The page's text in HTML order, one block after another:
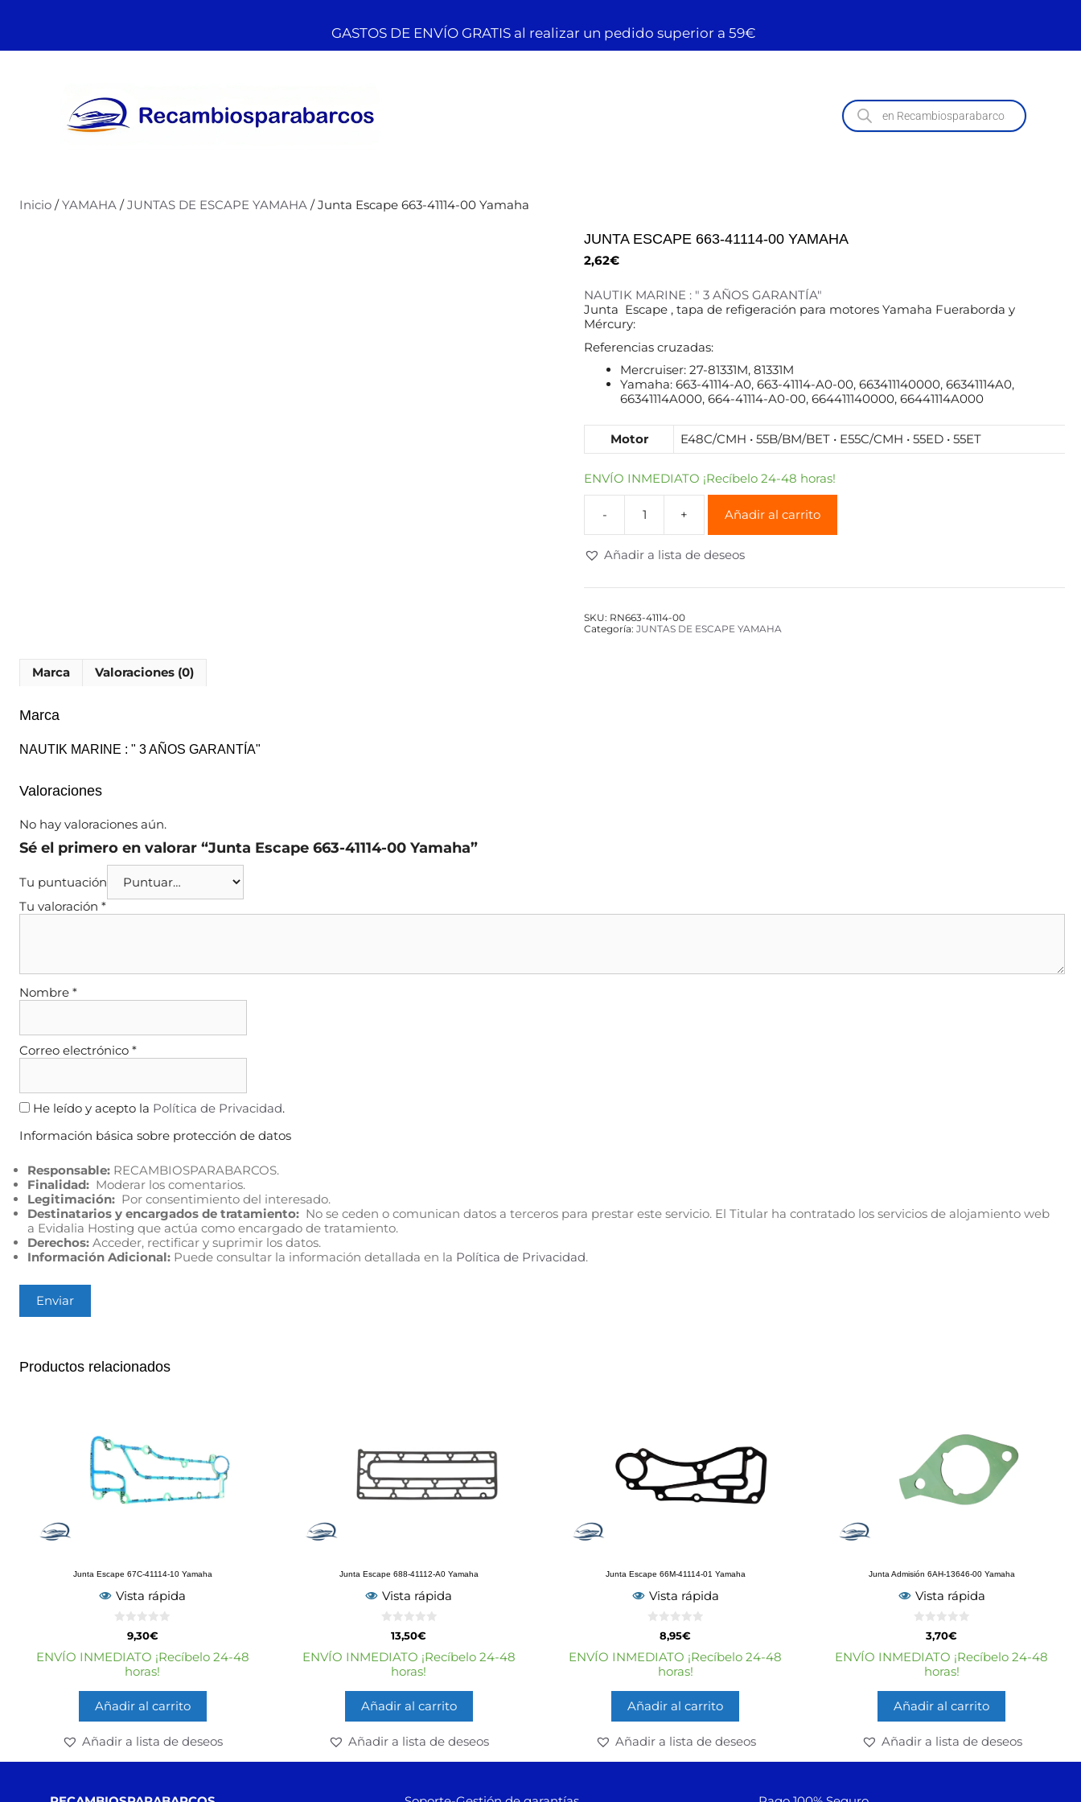
GASTOS DE ENVÍO GRATIS al realizar un pedido superior a 59€
Inicio /YAMAHA /JUNTAS DE ESCAPE YAMAHA / Junta Escape 663-41114-00 Yamaha
JUNTA ESCAPE 663-41114-00 YAMAHA
2,62€
NAUTIK MARINE : " 3 AÑOS GARANTÍA"
Junta Escape , tapa de refigeración para motores Yamaha Fueraborda y
Mércury:
Referencias cruzadas:
Mercruiser: 27-81331M, 81331M
Yamaha: 663-41114-A0, 663-41114-A0-00, 663411140000, 66341114A0,
66341114A000, 664-41114-A0-00, 664411140000, 66441114A000
Motor E48C/CMH • 55B/BM/BET • E55C/CMH • 55ED • 55ET
ENVÍO INMEDIATO ¡Recíbelo 24-48 horas!
Añadir al carrito
Añadir a lista de deseos
SKU: RN663-41114-00
Categoría: JUNTAS DE ESCAPE YAMAHA
Marca Valoraciones (0)
Marca
NAUTIK MARINE : " 3 AÑOS GARANTÍA"
Valoraciones
No hay valoraciones aún.
Sé el primero en valorar “Junta Escape 663-41114-00 Yamaha”
Tu puntuación
Tu valoración *
Nombre *
Correo electrónico *
He leído y acepto la Política de Privacidad.
Información básica sobre protección de datos
Responsable: RECAMBIOSPARABARCOS.
Finalidad: Moderar los comentarios.
Legitimación: Por consentimiento del interesado.
Destinatarios y encargados de tratamiento: No se ceden o comunican datos a terceros para prestar este servicio. El Titular ha contratado los servicios de alojamiento web
a Evidalia Hosting que actúa como encargado de tratamiento.
Derechos: Acceder, rectificar y suprimir los datos.
Información Adicional: Puede consultar la información detallada en la Política de Privacidad.
Productos relacionados
Junta Escape 67C-41114-10 Yamaha
Vista rápida
e
5
9,30€
ENVÍO INMEDIATO ¡Recíbelo 24-48
horas!
Añadir al carrito
Añadir a lista de deseos
Junta Escape 688-41112-A0 Yamaha
Vista rápida
e
5
13,50€
ENVÍO INMEDIATO ¡Recíbelo 24-48
horas!
Añadir al carrito
Añadir a lista de deseos
Junta Escape 66M-41114-01 Yamaha
Vista rápida
e
5
8,95€
ENVÍO INMEDIATO ¡Recíbelo 24-48
horas!
Añadir al carrito
Añadir a lista de deseos
Junta Admisión 6AH-13646-00 Yamaha
Vista rápida
e
5
3,70€
ENVÍO INMEDIATO ¡Recíbelo 24-48
horas!
Añadir al carrito
Añadir a lista de deseos